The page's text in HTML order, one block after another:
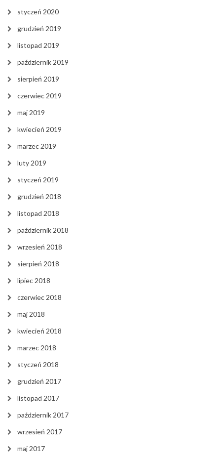
styczeń 2020
grudzień 2019
listopad 2019
październik 2019
sierpień 2019
czerwiec 2019
maj 2019
kwiecień 2019
marzec 2019
luty 2019
styczeń 2019
grudzień 2018
listopad 2018
październik 2018
wrzesień 2018
sierpień 2018
lipiec 2018
czerwiec 2018
maj 2018
kwiecień 2018
marzec 2018
styczeń 2018
grudzień 2017
listopad 2017
październik 2017
wrzesień 2017
maj 2017